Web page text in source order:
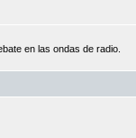
en las ondas de radio.